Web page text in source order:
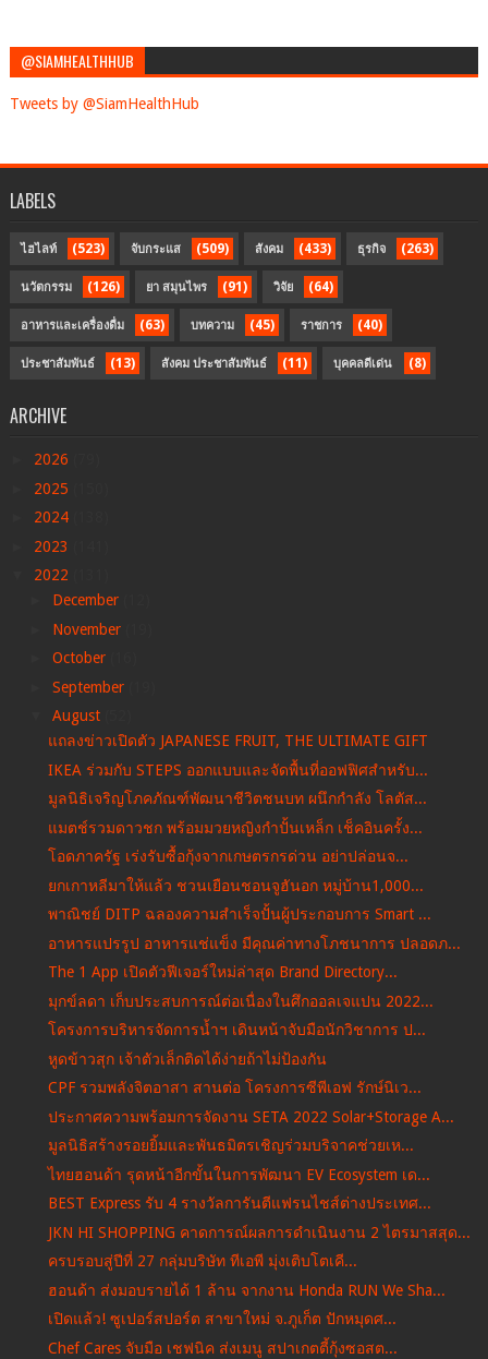
@SIAMHEALTHHUB
Tweets by @SiamHealthHub
LABELS
ไฮไลท์ (523) จับกระแส (509) สังคม (433) ธุรกิจ (263)
นวัตกรรม (126) ยา สมุนไพร (91) วิจัย (64)
อาหารและเครื่องดื่ม (63) บทความ (45) ราชการ (40)
ประชาสัมพันธ์ (13) สังคม ประชาสัมพันธ์ (11) บุคคลดีเด่น (8)
ARCHIVE
2026
2025
2024
2023
2022
December
November
October
September
August
แถลงข่าวเปิดตัว JAPANESE FRUIT, THE ULTIMATE GIFT
IKEA ร่วมกับ STEPS ออกแบบและจัดพื้นที่ออฟฟิศสำหรับ...
มูลนิธิเจริญโภคภัณฑ์พัฒนาชีวิตชนบท ผนึกกำลัง โลตัส...
แมตช์รวมดาวชก พร้อมมวยหญิงกำปั้นเหล็ก เช็คอินครั้ง...
โอดภาครัฐ เร่งรับซื้อกุ้งจากเกษตรกรด่วน อย่าปล่อนจ...
ยกเกาหลีมาให้แล้ว ชวนเยือนชอนจูฮันอก หมู่บ้าน1,000...
พาณิชย์ DITP ฉลองความสำเร็จปั้นผู้ประกอบการ Smart ...
อาหารแปรรูป อาหารแช่แข็ง มีคุณค่าทางโภชนาการ ปลอดภ...
The 1 App เปิดตัวฟีเจอร์ใหม่ล่าสุด Brand Directory...
มุกข์ลดา เก็บประสบการณ์ต่อเนื่องในศึกออลเจแปน 2022...
โครงการบริหารจัดการน้ำฯ เดินหน้าจับมือนักวิชาการ ป...
หูดข้าวสุก เจ้าตัวเล็กติดได้ง่ายถ้าไม่ป้องกัน
CPF รวมพลังจิตอาสา สานต่อ โครงการซีพีเอฟ รักษ์นิเว...
ประกาศความพร้อมการจัดงาน SETA 2022 Solar+Storage A...
มูลนิธิสร้างรอยยิ้มและพันธมิตรเชิญร่วมบริจาคช่วยเห...
ไทยฮอนด้า รุดหน้าอีกขั้นในการพัฒนา EV Ecosystem เด...
BEST Express รับ 4 รางวัลการันตีแฟรนไชส์ต่างประเทศ...
JKN HI SHOPPING คาดการณ์ผลการดำเนินงาน 2 ไตรมาสสุด...
ครบรอบสู่ปีที่ 27 กลุ่มบริษัท ทีเอพี มุ่งเติบโตเคี...
ฮอนด้า ส่งมอบรายได้ 1 ล้าน จากงาน Honda RUN We Sha...
เปิดแล้ว! ซูเปอร์สปอร์ต สาขาใหม่ จ.ภูเก็ต ปักหมุดศ...
Chef Cares จับมือ เชฟนิค ส่งเมนู สปาเกตตี้กุ้งซอสต...